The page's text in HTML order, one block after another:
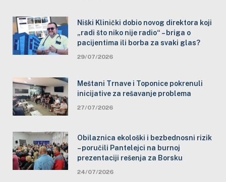
Niški Klinički dobio novog direktora koji
„radi što niko nije radio“ – briga o
pacijentima ili borba za svaki glas?
29/07/2026
Meštani Trnave i Toponice pokrenuli
inicijative za rešavanje problema
27/07/2026
Obilaznica ekološki i bezbednosni rizik
– poručili Pantelejci na burnoj
prezentaciji rešenja za Borsku
24/07/2026